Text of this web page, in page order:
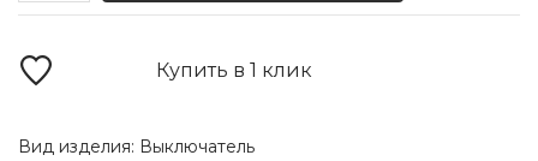
Купить в 1 клик
Вид изделия: Выключатель